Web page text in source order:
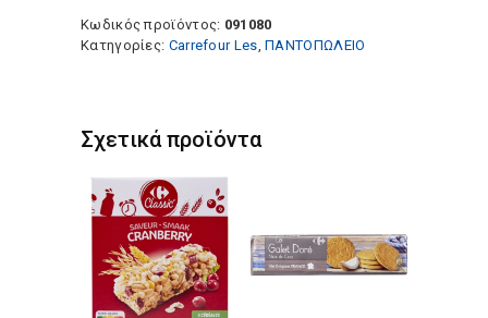
Κωδικός προϊόντος: 091080
Κατηγορίες: Carrefour Les ,ΠΑΝΤΟΠΩΛΕΙΟ
Σχετικά προϊόντα